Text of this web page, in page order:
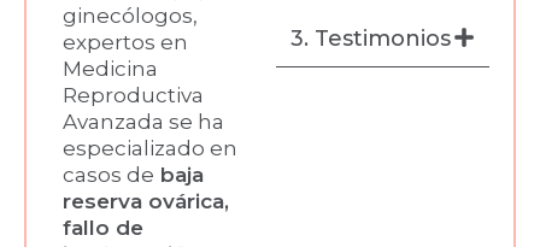
ginecólogos,
expertos en
Medicina
Reproductiva
Avanzada se ha
especializado en
casos de baja
reserva ovárica,
fallo de
3. Testimonios